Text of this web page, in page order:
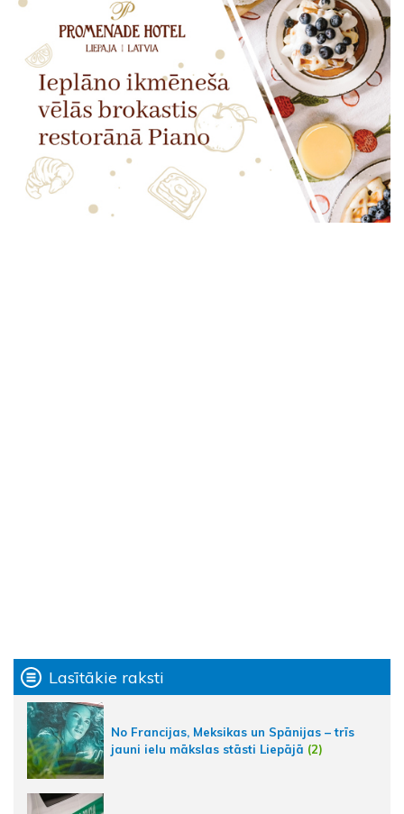
Lasītākie raksti
No Francijas, Meksikas un Spānijas – trīs
jauni ielu mākslas stāsti Liepājā (2)